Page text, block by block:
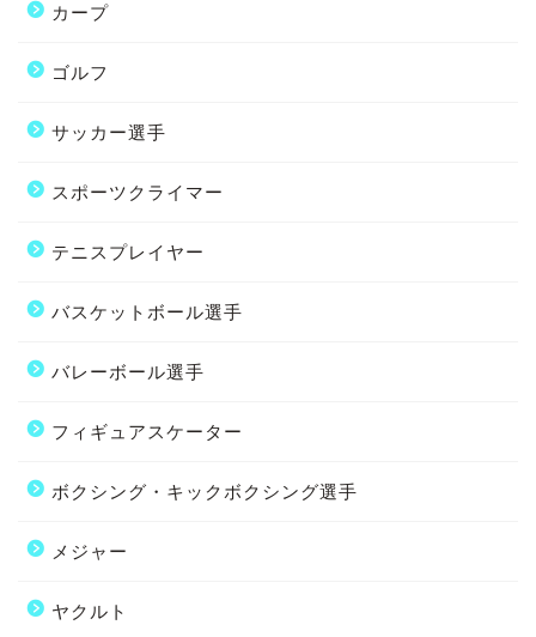
カープ
ゴルフ
サッカー選手
スポーツクライマー
テニスプレイヤー
バスケットボール選手
バレーボール選手
フィギュアスケーター
ボクシング・キックボクシング選手
メジャー
ヤクルト